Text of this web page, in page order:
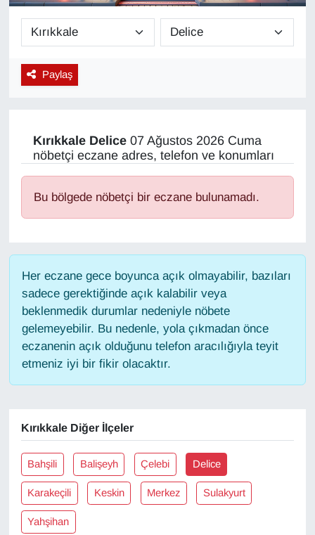
Paylaş
Kırıkkale Delice07 Ağustos 2026 Cuma
nöbetçi eczane adres, telefon ve konumları
Bu bölgede nöbetçi bir eczane bulunamadı.
Her eczane gece boyunca açık olmayabilir, bazıları
sadece gerektiğinde açık kalabilir veya
beklenmedik durumlar nedeniyle nöbete
gelemeyebilir. Bu nedenle, yola çıkmadan önce
eczanenin açık olduğunu telefon aracılığıyla teyit
etmeniz iyi bir fikir olacaktır.
Kırıkkale Diğer İlçeler
Bahşili Balişeyh Çelebi Delice
Karakeçili Keskin Merkez Sulakyurt
Yahşihan
Diğer
DÜNYA
EKONOMİ
Eleman
Emlak
GENEL
Güncel
Gündem
Haber
HABERDE İNSAN
İngilizce
Kadın
Kamu Alımları